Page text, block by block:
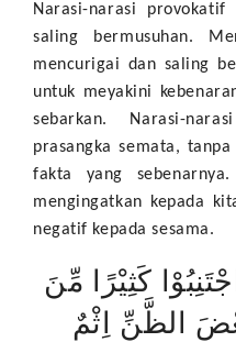
Narasi-narasi
saling bermusuhan.
mencurigai dan saling
untuk meyakini
sebarkan. Narasi-
prasangka semata,
fakta yang
mengingatkan kepada
negatif kepada sesama.
كَثِيْرًا مِّنَ
الظَّنِّ اِثْمٌ